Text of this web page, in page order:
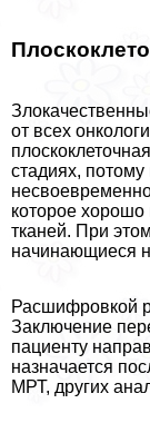
от всех
стадиях, потому
которое
тканей. При
начинающиеся
Расшифровкой
Заключение
пациенту
назначается
МРТ, других